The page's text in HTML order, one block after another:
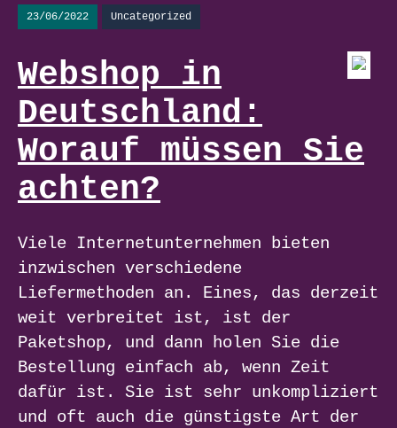
23/06/2022 Uncategorized
Webshop in
Deutschland:
Worauf müssen Sie
achten?
Viele Internetunternehmen bieten
inzwischen verschiedene
Liefermethoden an. Eines, das derzeit
weit verbreitet ist, ist der
Paketshop, und dann holen Sie die
Bestellung einfach ab, wenn Zeit
dafür ist. Sie ist sehr unkompliziert
und oft auch die günstigste Art der